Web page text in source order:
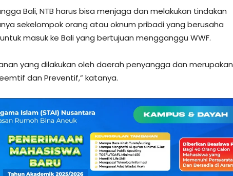
Bali, NTB harus bisa menjaga dan melakukan tindakan
sekelompok orang atau oknum pribadi yang berusaha
masuk ke Bali yang bertujuan mengganggu WWF.
yang dilakukan oleh daerah penyangga dan merupakan
dan Preventif,” katanya.